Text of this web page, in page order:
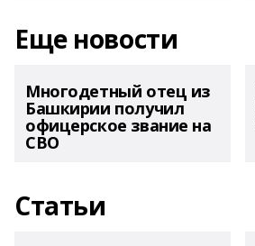
Еще новости
Многодетный отец из
Башкирии получил
офицерское звание на
СВО
Статьи